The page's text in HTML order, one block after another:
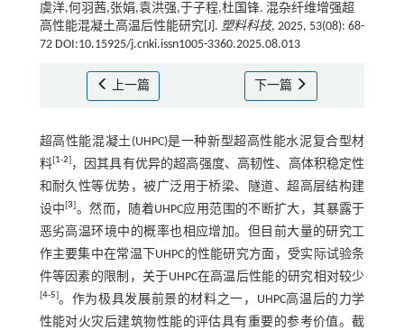
虞洋,何羽茜,张娟,袁洪强,于子程,杜国锋. 混杂纤维增强超
高性能混凝土高温后性能研究[J]. 塑料科技, 2025, 53(08): 68-
72 DOI:10.15925/j.cnki.issn1005-3360.2025.08.013
上一篇 下一篇
超高性能混凝土(UHPC)是一种新型超高性能水泥复合型材
料 1-2 ，因其具有优异的超高强度、高韧性、高体积稳定性
和耐久性等优势，被广泛用于桥梁、隧道、超高层结构建
设中 [3 。然而，随着UHPC应用范围的不断扩大，其暴露于
恶劣高温环境中的概率也相应增加。但目前大量的研究工
作主要集中在常温下UHPC的性能研究方面，受实际试验条
件等因素的限制，关于UHPC在高温后性能的研究相对较少
4-5 。作为极具发展前景的材料之一，UHPC高温后的力学
性能对火灾后建筑物性能的评估具有重要的参考价值。截